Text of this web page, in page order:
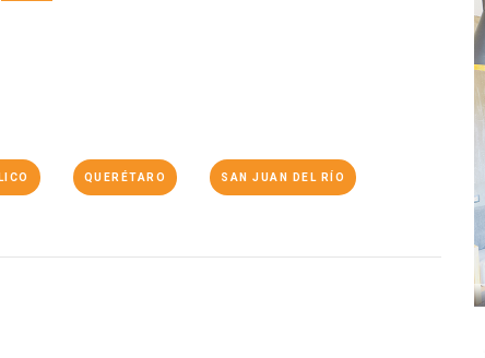
QUERÉTARO SAN JUAN DEL RÍO